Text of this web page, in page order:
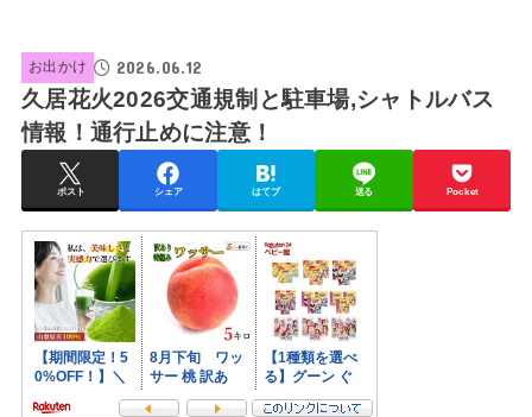
お出かけ 2026.06.12
久居花火2026交通規制と駐車場,シャトルバス
情報！通行止めに注意！
ポスト シェア はてブ 送る Pocket